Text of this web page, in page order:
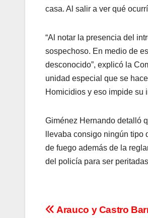
casa. Al salir a ver qué
“Al notar la presencia del
sospechoso. En medio de
desconocido”, explicó la
unidad especial que se
Homicidios y eso impide su
Giménez Hernando detalló
llevaba consigo ningún
de fuego además de la
del policía para ser
NArauco y Castro